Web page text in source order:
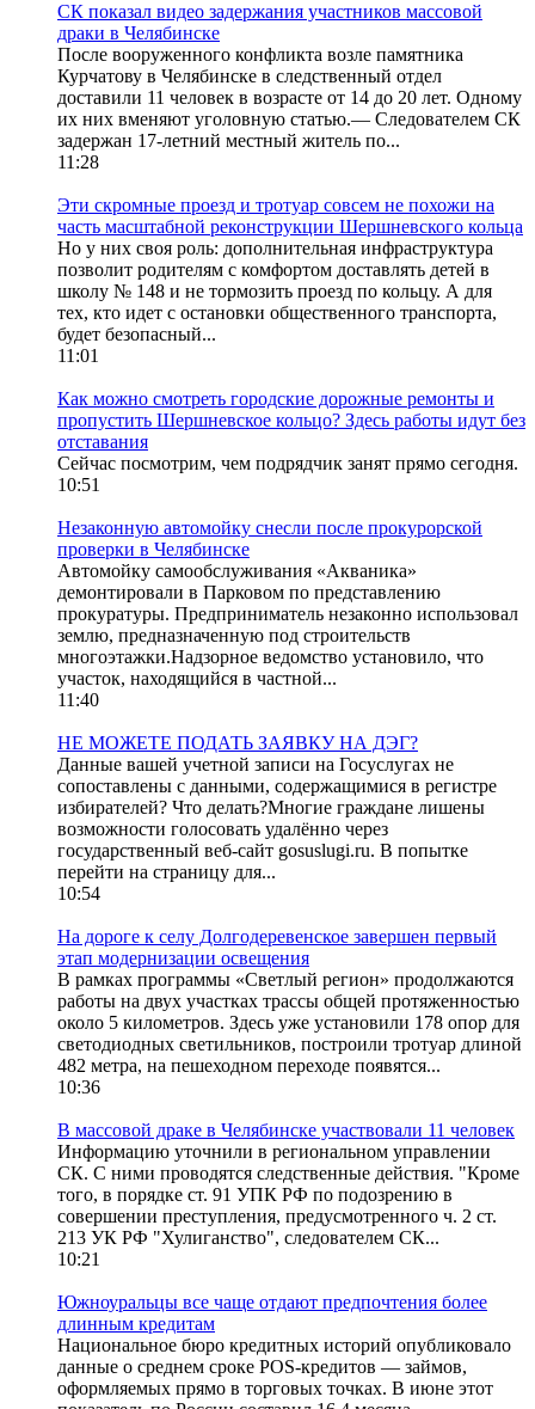
СК показал видео задержания участников массовой
драки в Челябинске
После вооруженного конфликта возле памятника
Курчатову в Челябинске в следственный отдел
доставили 11 человек в возрасте от 14 до 20 лет. Одному
их них вменяют уголовную статью.— Следователем СК
задержан 17-летний местный житель по...
11:28
Эти скромные проезд и тротуар совсем не похожи на
часть масштабной реконструкции Шершневского кольца
Но у них своя роль: дополнительная инфраструктура
позволит родителям с комфортом доставлять детей в
школу № 148 и не тормозить проезд по кольцу. А для
тех, кто идет с остановки общественного транспорта,
будет безопасный...
11:01
Как можно смотреть городские дорожные ремонты и
пропустить Шершневское кольцо? Здесь работы идут без
отставания
Сейчас посмотрим, чем подрядчик занят прямо сегодня.
10:51
Незаконную автомойку снесли после прокурорской
проверки в Челябинске
Автомойку самообслуживания «Акваника»
демонтировали в Парковом по представлению
прокуратуры. Предприниматель незаконно использовал
землю, предназначенную под строительств
многоэтажки.Надзорное ведомство установило, что
участок, находящийся в частной...
11:40
НЕ МОЖЕТЕ ПОДАТЬ ЗАЯВКУ НА ДЭГ?
Данные вашей учетной записи на Госуслугах не
сопоставлены с данными, содержащимися в регистре
избирателей? Что делать?Многие граждане лишены
возможности голосовать удалённо через
государственный веб-сайт gosuslugi.ru. В попытке
перейти на страницу для...
10:54
На дороге к селу Долгодеревенское завершен первый
этап модернизации освещения
В рамках программы «Светлый регион» продолжаются
работы на двух участках трассы общей протяженностью
около 5 километров. Здесь уже установили 178 опор для
светодиодных светильников, построили тротуар длиной
482 метра, на пешеходном переходе появятся...
10:36
В массовой драке в Челябинске участвовали 11 человек
Информацию уточнили в региональном управлении
СК. С ними проводятся следственные действия. "Кроме
того, в порядке ст. 91 УПК РФ по подозрению в
совершении преступления, предусмотренного ч. 2 ст.
213 УК РФ "Хулиганство", следователем СК...
10:21
Южноуральцы все чаще отдают предпочтения более
длинным кредитам
Национальное бюро кредитных историй опубликовало
данные о среднем сроке POS-кредитов — займов,
оформляемых прямо в торговых точках. В июне этот